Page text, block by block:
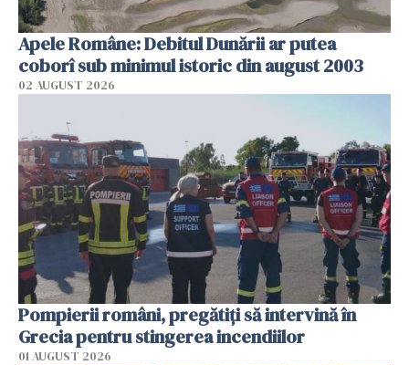
Apele Române: Debitul Dunării ar putea
coborî sub minimul istoric din august 2003
02 AUGUST 2026
Pompierii români, pregătiţi să intervină în
Grecia pentru stingerea incendiilor
01 AUGUST 2026